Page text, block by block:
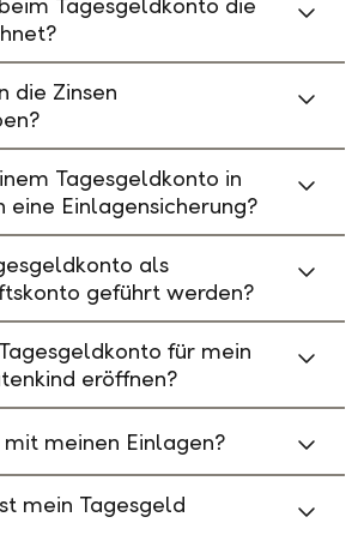
die Zinsen
Tagesgeldkonto in
eine Einlagensicherung?
als
geführt werden?
für mein
eröffnen?
meinen Einlagen?
mein Tagesgeld